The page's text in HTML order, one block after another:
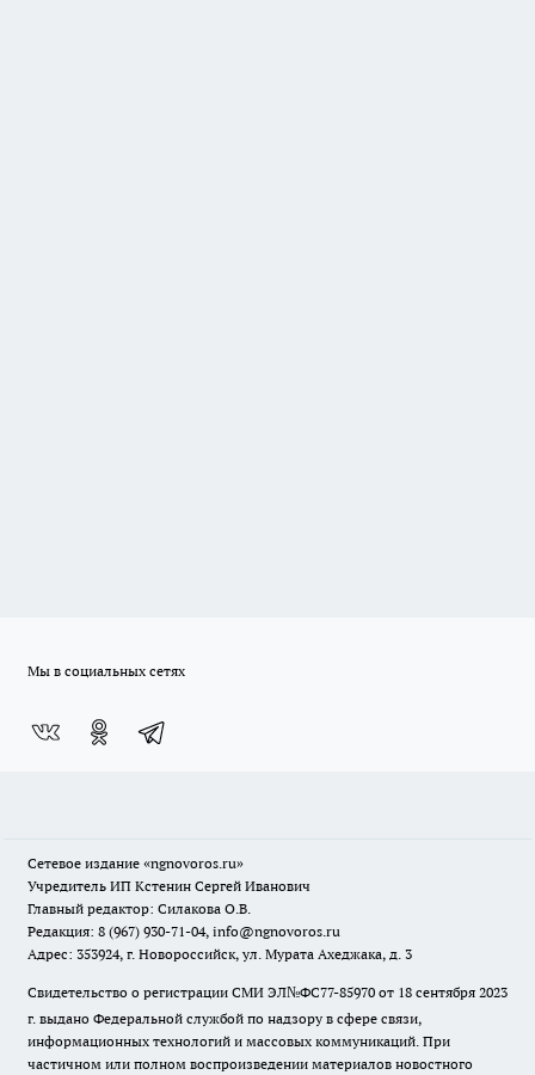
Мы в социальных сетях
Сетевое издание «ngnovoros.ru»
Учредитель ИП Кстенин Сергей Иванович
Главный редактор: Силакова О.В.
Редакция: 8 (967) 930-71-04, info@ngnovoros.ru
Адрес: 353924, г. Новороссийск, ул. Мурата Ахеджака, д. 3
Свидетельство о регистрации СМИ ЭЛ№ФС77-85970 от 18 сентября 2023
г. выдано Федеральной службой по надзору в сфере связи,
информационных технологий и массовых коммуникаций. При
частичном или полном воспроизведении материалов новостного